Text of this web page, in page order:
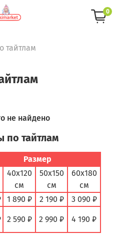
0
тайтлам
не найдено
по тайтлам
Размер
40х120
см
50х150
см
60х180
см
1 890 ₽ 2 190 ₽
3 090 ₽
2 590 ₽ 2 990 ₽ 4 190 ₽